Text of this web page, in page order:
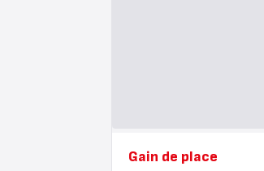
Gain de place